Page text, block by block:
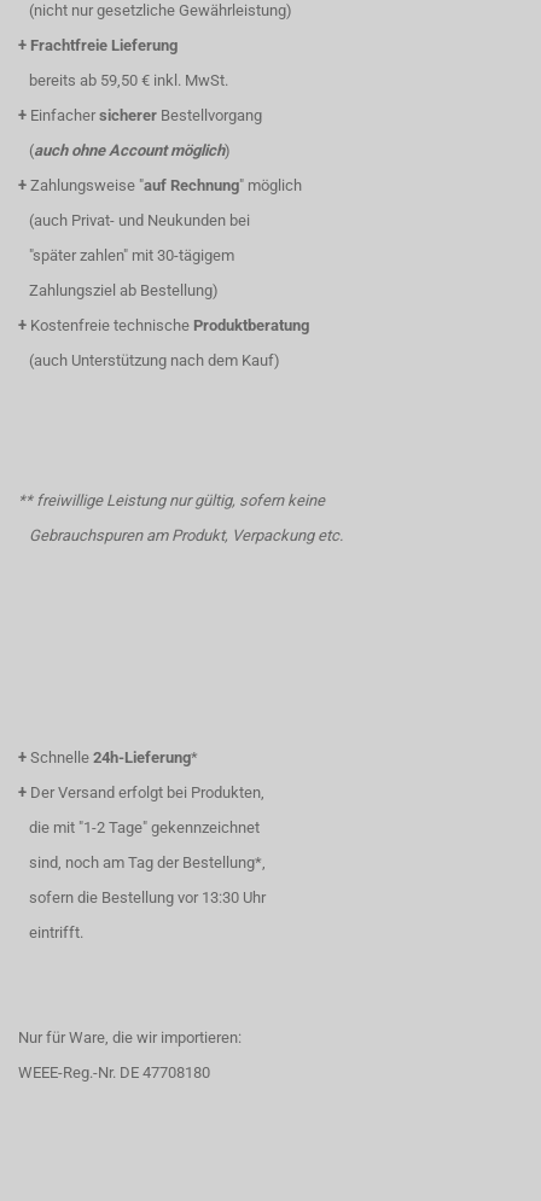
(nicht nur gesetzliche Gewährleistung)
+ Frachtfreie Lieferung
bereits ab 59,50 € inkl. MwSt.
+ Einfacher sicherer Bestellvorgang
(auch ohne Account möglich)
+ Zahlungsweise "auf Rechnung" möglich
(auch Privat- und Neukunden bei
"später zahlen" mit 30-tägigem
Zahlungsziel ab Bestellung)
+ Kostenfreie technische Produktberatung
(auch Unterstützung nach dem Kauf)
** freiwillige Leistung nur gültig, sofern keine
Gebrauchspuren am Produkt, Verpackung etc.
+ Schnelle 24h-Lieferung*
+ Der Versand erfolgt bei Produkten,
die mit "1-2 Tage" gekennzeichnet
sind, noch am Tag der Bestellung*,
sofern die Bestellung vor 13:30 Uhr
eintrifft.
Nur für Ware, die wir importieren:
WEEE-Reg.-Nr. DE 47708180